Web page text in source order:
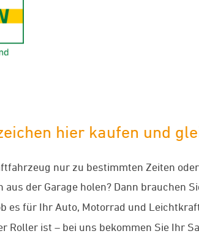
hier kaufen und
nur zu bestimmten Zeiten
aus der Garage holen? Dann brauchen
es für Ihr Auto, Motorrad und
Roller ist – bei uns bekommen Sie Ihr